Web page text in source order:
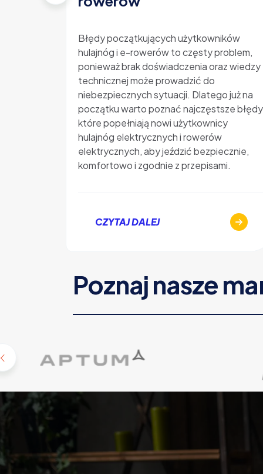
Błędy początkujących użytkowników
hulajnóg i e-rowerów to częsty problem,
ponieważ brak doświadczenia oraz wiedzy
technicznej może prowadzić do
niebezpiecznych sytuacji. Dlatego już na
początku warto poznać najczęstsze
które popełniają nowi użytkownicy
hulajnóg elektrycznych i rowerów
elektrycznych, aby jeździć bezpiecznie,
komfortowo i zgodnie z przepisami.
CZYTAJ DALEJ
Poznaj nasze